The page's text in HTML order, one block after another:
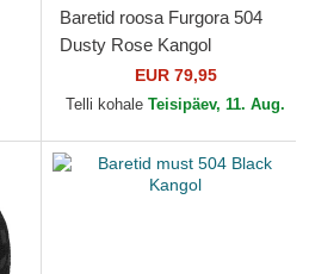
Baretid roosa Furgora 504
Dusty Rose Kangol
EUR 79,95
Telli kohale Teisipäev, 11. Aug.